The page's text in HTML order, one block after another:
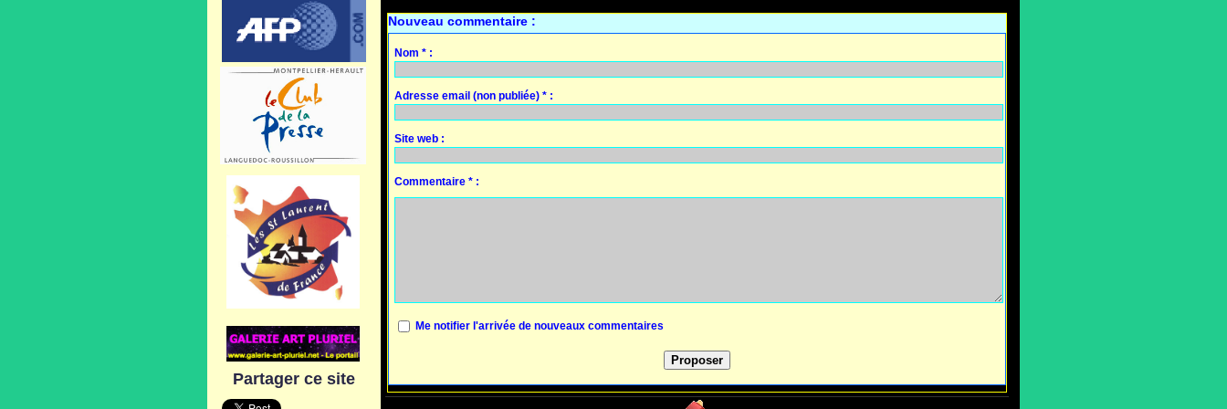
Partager ce site
Nouveau commentaire :
Nom * :
Adresse email (non publiée) * :
Site web :
Commentaire * :
Me notifier l'arrivée de nouveaux commentaires